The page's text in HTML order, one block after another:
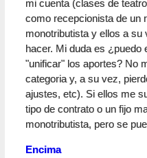
mi cuenta (clases de
como recepcionista de un
monotributista y ellos a su
hacer. Mi duda es
"unificar" los aportes? No
categoria y, a su vez,
ajustes, etc). Si ellos me
tipo de contrato o un fijo
monotributista, pero se
Encima